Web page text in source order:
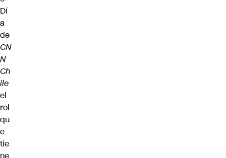
Dí
a
de
CN
N
Ch
ile
el
rol
qu
e
tie